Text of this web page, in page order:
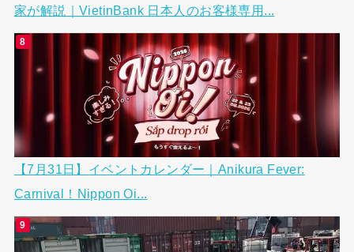
家が解説｜VietinBank 日本人のお客様専用...
【7月31日】イベントカレンダー｜Anikura Fever:
Carnival！Nippon Oi...